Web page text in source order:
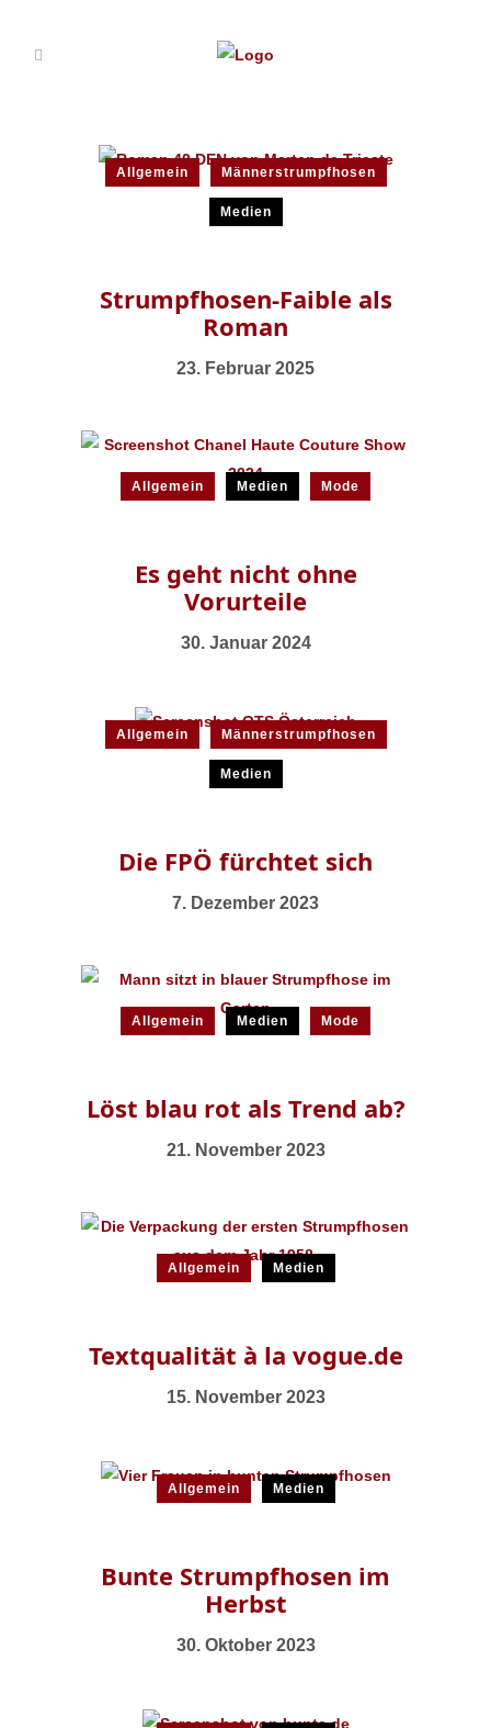
Allgemein Männerstrumpfhosen
Medien
Strumpfhosen-Faible als
Roman
23. Februar 2025
Allgemein Medien Mode
Es geht nicht ohne
Vorurteile
30. Januar 2024
Allgemein Männerstrumpfhosen
Medien
Die FPÖ fürchtet sich
7. Dezember 2023
Allgemein Medien Mode
Löst blau rot als Trend ab?
21. November 2023
Allgemein Medien
Textqualität à la vogue.de
15. November 2023
Allgemein Medien
Bunte Strumpfhosen im
Herbst
30. Oktober 2023